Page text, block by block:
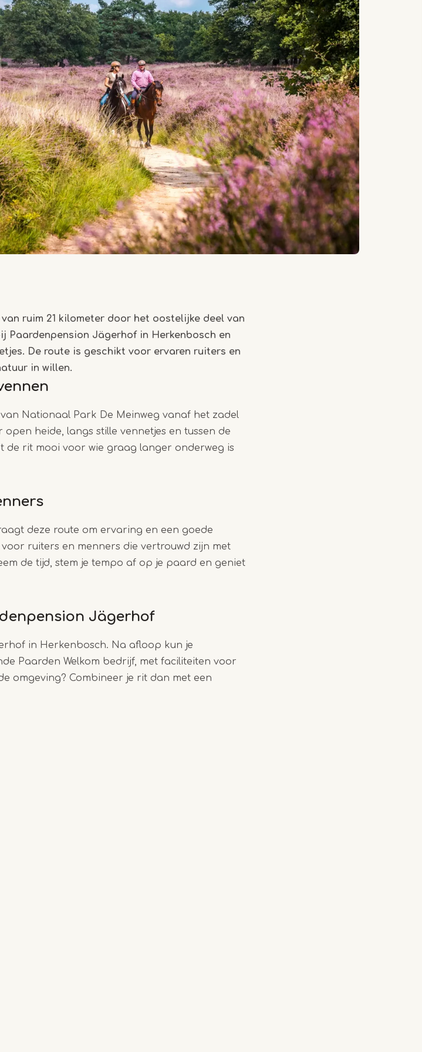
ruim 21 kilometer door het oostelijke deel van
Paardenpension Jägerhof in Herkenbosch en
De route is geschikt voor ervaren ruiters en
in willen.
Nationaal Park De Meinweg vanaf het zadel
heide, langs stille vennetjes en tussen de
de rit mooi voor wie graag langer onderweg is
deze route om ervaring en een goede
ruiters en menners die vertrouwd zijn met
de tijd, stem je tempo af op je paard en geniet
Jägerhof
in Herkenbosch. Na afloop kun je
Paarden Welkom bedrijf, met faciliteiten voor
omgeving? Combineer je rit dan met een